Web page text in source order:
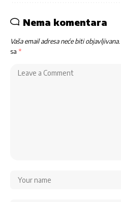
Nema komentara
Vaša email adresa neće biti objavljivana.
sa *